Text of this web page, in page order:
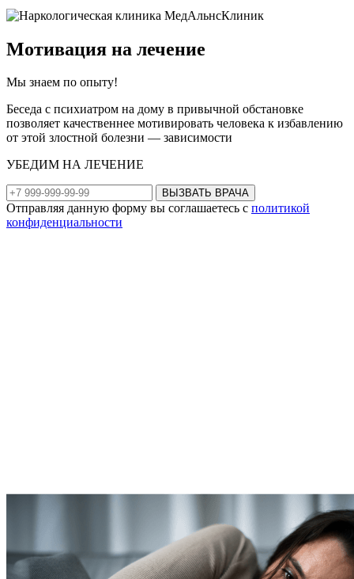
Мотивация на лечение
Мы знаем по опыту!
Беседа с психиатром на дому в привычной обстановке
позволяет качественнее мотивировать человека к избавлению
от этой злостной болезни — зависимости
УБЕДИМ НА ЛЕЧЕНИЕ
ВЫЗВАТЬ ВРАЧА
Отправляя данную форму вы соглашаетесь с политикой
конфиденциальности